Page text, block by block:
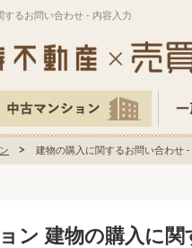
るお問い合わせ - 内容入力
建物の購入に関するお問い合わせ -
ン 建物の購入に